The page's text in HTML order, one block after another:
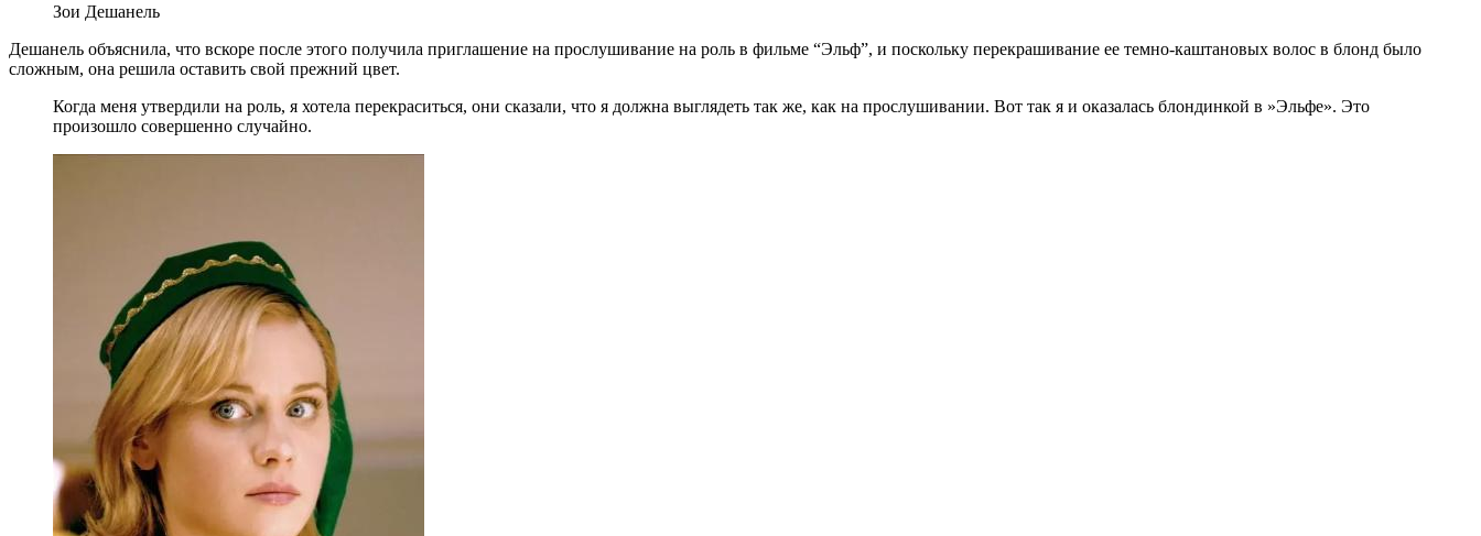
Зои Дешанель
Дешанель объяснила, что вскоре после этого получила приглашение на прослушивание на роль в фильме “Эльф”, и поскольку перекрашивание ее темно-каштановых волос в блонд было
сложным, она решила оставить свой прежний цвет.
Когда меня утвердили на роль, я хотела перекраситься, они сказали, что я должна выглядеть так же, как на прослушивании. Вот так я и оказалась блондинкой в ​​»Эльфе». Это
произошло совершенно случайно.